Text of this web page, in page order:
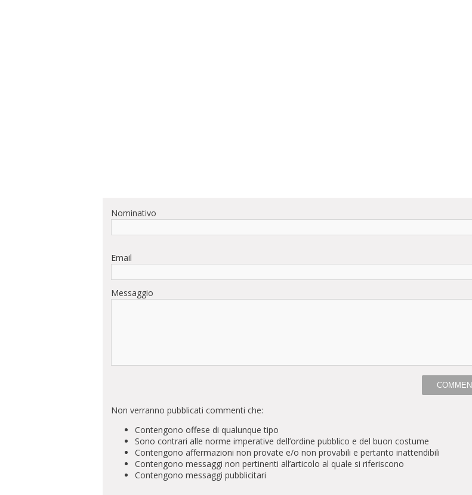
Nominativo
Email
Messaggio
Non verranno pubblicati commenti che:
Contengono offese di qualunque tipo
Sono contrari alle norme imperative dell’ordine pubblico e del buon costume
Contengono affermazioni non provate e/o non provabili e pertanto inattendibili
Contengono messaggi non pertinenti all’articolo al quale si riferiscono
Contengono messaggi pubblicitari